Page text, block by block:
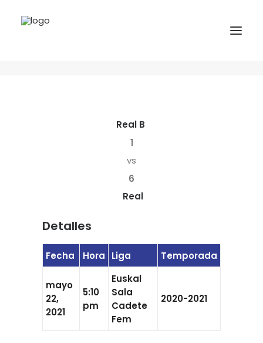
CONTACTO
Real B
1
vs
6
Real
Detalles
Fecha Hora Liga Temporada
mayo
22,
2021
5:10
pm
Euskal
Sala
Cadete
Fem
2020-2021